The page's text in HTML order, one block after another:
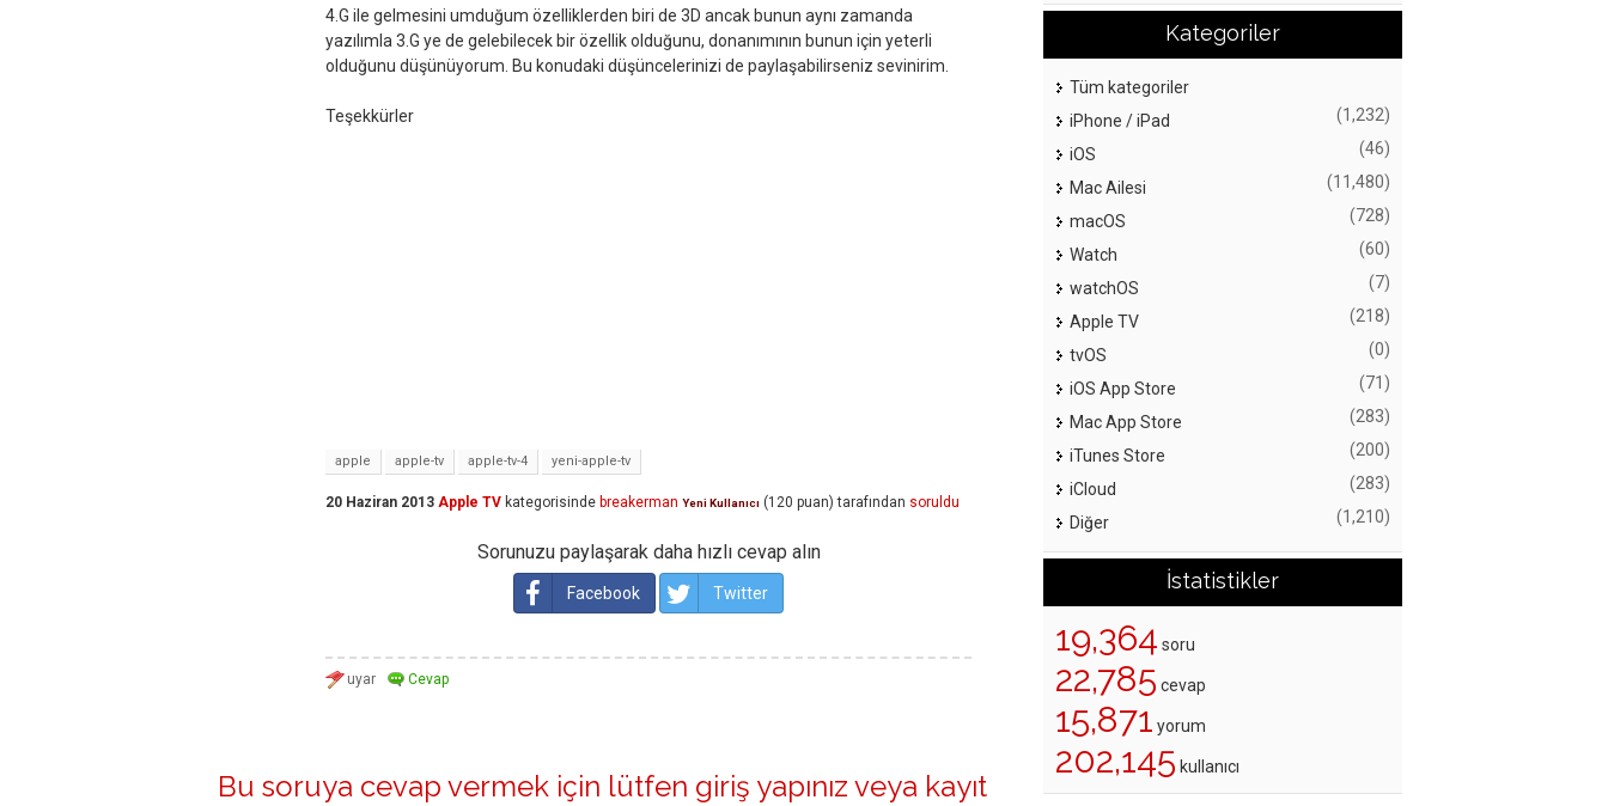
4.G ile gelmesini umduğum özelliklerden biri de 3D ancak bunun aynı zamanda
yazılımla 3.G ye de gelebilecek bir özellik olduğunu, donanımının bunun için yeterli
olduğunu düşünüyorum. Bu konudaki düşüncelerinizi de paylaşabilirseniz sevinirim.
Teşekkürler
apple apple-tv apple-tv-4 yeni-apple-tv
20 Haziran 2013 Apple TV kategorisinde breakerman Yeni Kullanıcı (120 puan) tarafından soruldu
Sorunuzu paylaşarak daha hızlı cevap alın
Facebook Twitter
Bu soruya cevap vermek için lütfen giriş yapınız veya kayıt
Kategoriler
Tüm kategoriler
iPhone / iPad
(1,232)
iOS (46)
Mac Ailesi (11,480)
macOS (728)
Watch (60)
watchOS (7)
Apple TV (218)
tvOS (0)
iOS App Store (71)
Mac App Store (283)
iTunes Store (200)
iCloud (283)
Diğer (1,210)
İstatistikler
19,364 soru
22,785 cevap
15,871 yorum
202,145 kullanıcı